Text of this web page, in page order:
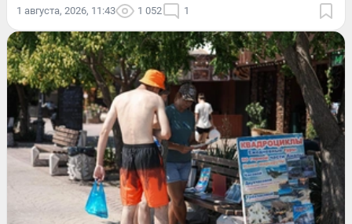
1 августа, 2026, 11:43 1 052 1